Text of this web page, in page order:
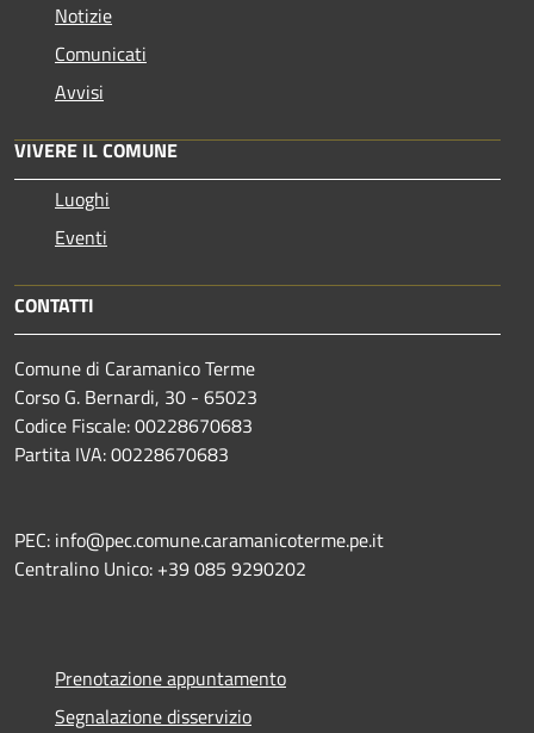
Notizie
Comunicati
Avvisi
VIVERE IL COMUNE
Luoghi
Eventi
CONTATTI
Comune di Caramanico Terme
Corso G. Bernardi, 30 - 65023
Codice Fiscale: 00228670683
Partita IVA: 00228670683
PEC: info@pec.comune.caramanicoterme.pe.it
Centralino Unico: +39 085 9290202
Prenotazione appuntamento
Segnalazione disservizio